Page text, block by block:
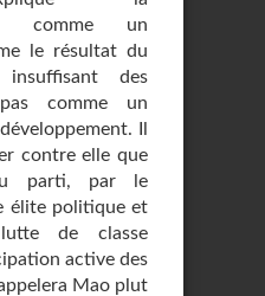
comme un
le résultat du
des
comme un
Il
contre elle que
parti, par le
élite politique et
de classe
active des
Mao plut